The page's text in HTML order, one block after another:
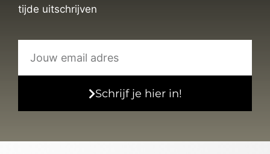
tijde uitschrijven
Schrijf je hier in!